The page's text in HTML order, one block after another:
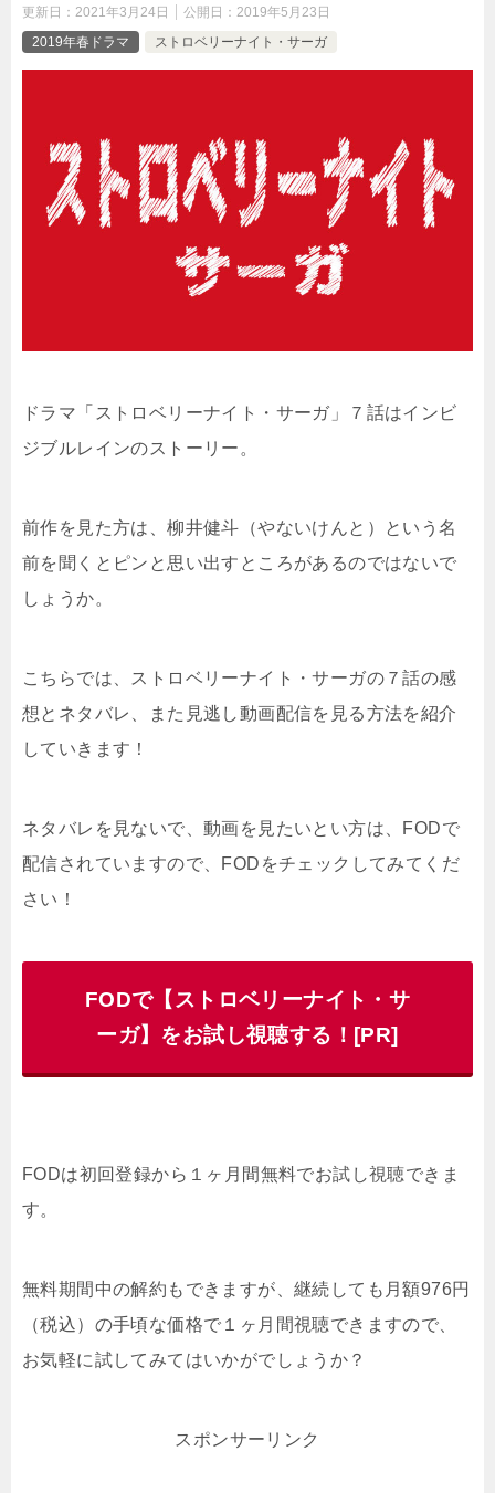
更新日： 2021年3月24日 公開日： 2019年5月23日
2019年春ドラマ
ストロベリーナイト・サーガ
ドラマ「ストロベリーナイト・サーガ」７話はインビ
ジブルレインのストーリー。
前作を見た方は、柳井健斗（やないけんと）という名
前を聞くとピンと思い出すところがあるのではないで
しょうか。
こちらでは、ストロベリーナイト・サーガの７話の感
想とネタバレ、また見逃し動画配信を見る方法を紹介
していきます！
ネタバレを見ないで、動画を見たいとい方は、FODで
配信されていますので、FODをチェックしてみてくだ
さい！
FODで【ストロベリーナイト・サ
ーガ】をお試し視聴する！[PR]
FODは初回登録から１ヶ月間無料でお試し視聴できま
す。
無料期間中の解約もできますが、継続しても月額976円
（税込）の手頃な価格で１ヶ月間視聴できますので、
お気軽に試してみてはいかがでしょうか？
スポンサーリンク